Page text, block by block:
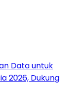
Data untuk
2026, Dukung